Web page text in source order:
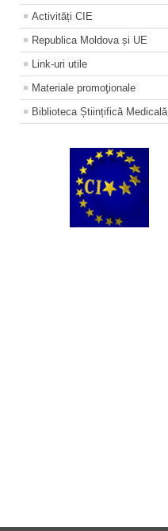
Activități CIE
Republica Moldova și UE
Link-uri utile
Materiale promoţionale
Biblioteca Științifică Medicală